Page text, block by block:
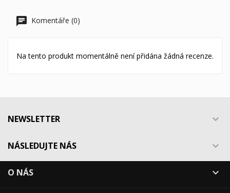
Komentáře (0)
Na tento produkt momentálně není přidána žádná recenze.
NEWSLETTER 
NÁSLEDUJTE NÁS 
O NÁS 